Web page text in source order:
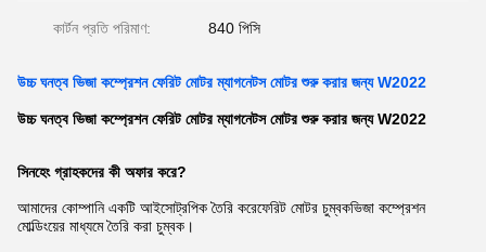
কার্টন প্রতি পরিমাণ: 840 পিসি
উচ্চ ঘনত্ব ভিজা কম্প্রেশন ফেরিট মোটর ম্যাগনেটস মোটর শুরু করার জন্য W2022
উচ্চ ঘনত্ব ভিজা কম্প্রেশন ফেরিট মোটর ম্যাগনেটস মোটর শুরু করার জন্য W2022
সিনহেং গ্রাহকদের কী অফার করে?
আমাদের কোম্পানি একটি আইসোট্রপিক তৈরি করেফেরিট মোটর চুম্বকভিজা কম্প্রেশন
মোল্ডিংয়ের মাধ্যমে তৈরি করা চুম্বক।